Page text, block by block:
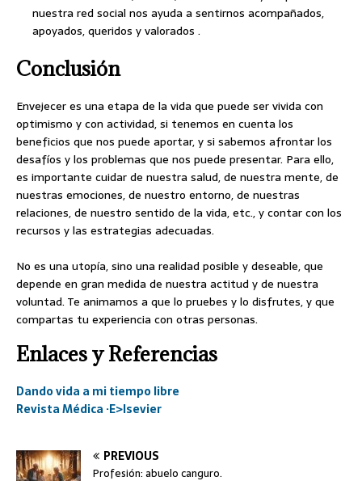
nuestra red social nos ayuda a sentirnos acompañados,
apoyados, queridos y valorados .
Conclusión
Envejecer es una etapa de la vida que puede ser vivida con
optimismo y con actividad, si tenemos en cuenta los
beneficios que nos puede aportar, y si sabemos afrontar los
desafíos y los problemas que nos puede presentar. Para ello,
es importante cuidar de nuestra salud, de nuestra mente, de
nuestras emociones, de nuestro entorno, de nuestras
relaciones, de nuestro sentido de la vida, etc., y contar con los
recursos y las estrategias adecuadas.
No es una utopía, sino una realidad posible y deseable, que
depende en gran medida de nuestra actitud y de nuestra
voluntad. Te animamos a que lo pruebes y lo disfrutes, y que
compartas tu experiencia con otras personas.
Enlaces y Referencias
Dando vida a mi tiempo libre
Revista Médica ·E>lsevier
PREVIOUS
Profesión: abuelo canguro.